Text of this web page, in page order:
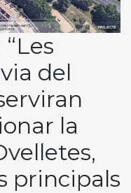
del
la
principals